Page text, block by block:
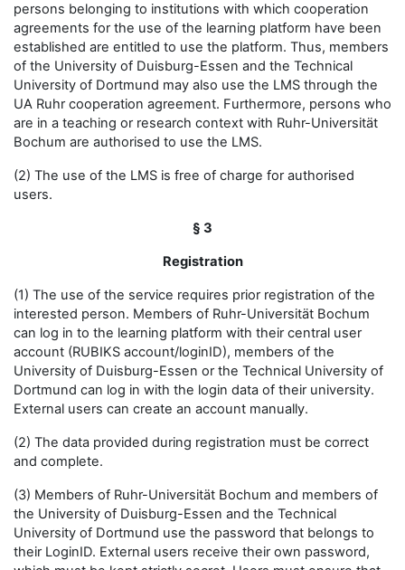
persons belonging to institutions with which cooperation
agreements for the use of the learning platform have been
established are entitled to use the platform. Thus, members
of the University of Duisburg-Essen and the Technical
University of Dortmund may also use the LMS through the
UA Ruhr cooperation agreement. Furthermore, persons who
are in a teaching or research context with Ruhr-Universität
Bochum are authorised to use the LMS.
(2) The use of the LMS is free of charge for authorised
users.
§ 3
Registration
(1) The use of the service requires prior registration of the
interested person. Members of Ruhr-Universität Bochum
can log in to the learning platform with their central user
account (RUBIKS account/loginID), members of the
University of Duisburg-Essen or the Technical University of
Dortmund can log in with the login data of their university.
External users can create an account manually.
(2) The data provided during registration must be correct
and complete.
(3) Members of Ruhr-Universität Bochum and members of
the University of Duisburg-Essen and the Technical
University of Dortmund use the password that belongs to
their LoginID. External users receive their own password,